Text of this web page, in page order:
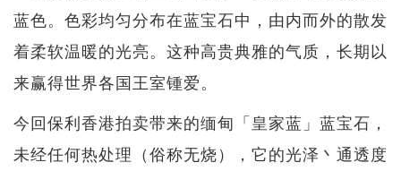
蓝色。色彩均匀分布在蓝宝石中，由内而外的散发
着柔软温暖的光亮。这种高贵典雅的气质，长期以
来赢得世界各国王室锺爱。
今回保利香港拍卖带来的缅甸「皇家蓝」蓝宝石，
未经任何热处理（俗称无烧），它的光泽丶通透度